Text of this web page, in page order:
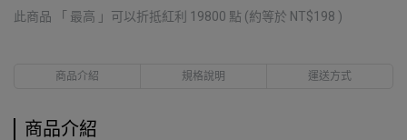
此商品 「 最高 」可以折抵紅利 19800 點 (約等於 NT$198 )
商品介紹 規格說明 運送方式
商品介紹